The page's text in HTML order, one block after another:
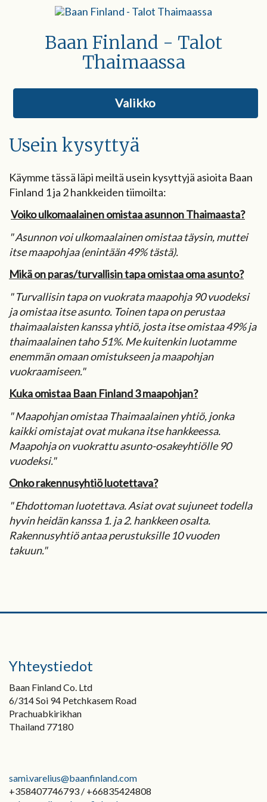
Baan Finland - Talot
Thaimaassa
Valikko
Usein kysyttyä
Käymme tässä läpi meiltä usein kysyttyjä asioita Baan
Finland 1 ja 2 hankkeiden tiimoilta:
Voiko ulkomaalainen omistaa asunnon Thaimaasta?
" Asunnon voi ulkomaalainen omistaa täysin, muttei
itse maapohjaa (enintään 49% tästä).
Mikä on paras/turvallisin tapa omistaa oma asunto?
" Turvallisin tapa on vuokrata maapohja 90 vuodeksi
ja omistaa itse asunto. Toinen tapa on perustaa
thaimaalaisten kanssa yhtiö, josta itse omistaa 49% ja
thaimaalainen taho 51%. Me kuitenkin luotamme
enemmän omaan omistukseen ja maapohjan
vuokraamiseen."
Kuka omistaa Baan Finland 3 maapohjan?
" Maapohjan omistaa Thaimaalainen yhtiö, jonka
kaikki omistajat ovat mukana itse hankkeessa.
Maapohja on vuokrattu asunto-osakeyhtiölle 90
vuodeksi."
Onko rakennusyhtiö luotettava?
" Ehdottoman luotettava. Asiat ovat sujuneet todella
hyvin heidän kanssa 1. ja 2. hankkeen osalta.
Rakennusyhtiö antaa perustuksille 10 vuoden
takuun."
Yhteystiedot
Baan Finland Co. Ltd
6/314 Soi 94 Petchkasem Road
Prachuabkirikhan
Thailand 77180
sami.varelius@baanfinland.com
+358407746793 / +66835424808